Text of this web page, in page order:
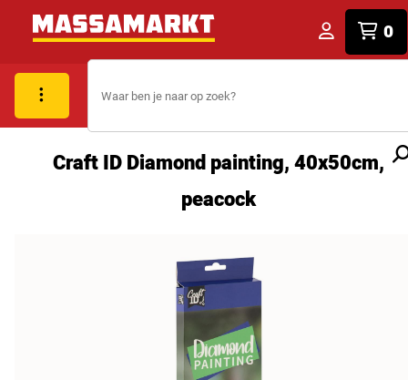
0
Craft ID Diamond painting, 40x50cm,
peacock